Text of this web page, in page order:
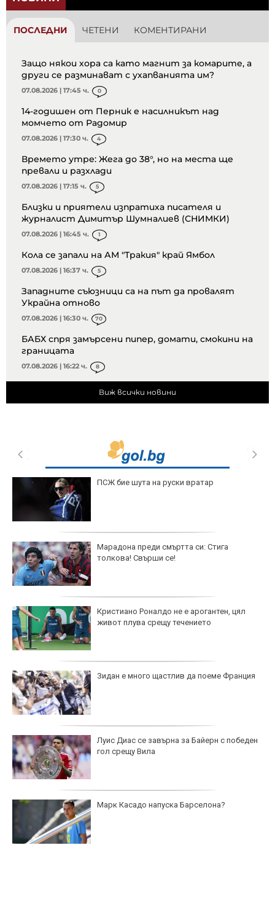
ПОСЛЕДНИ ЧЕТЕНИ КОМЕНТИРАНИ
Защо някои хора са като магнит за комарите, а
други се разминават с ухапванията им?
07.08.2026 | 17:45 ч. 0
14-годишен от Перник е насилникът над
момчето от Радомир
07.08.2026 | 17:30 ч. 4
Времето утре: Жега до 38°, но на места ще
превали и разхлади
07.08.2026 | 17:15 ч. 5
Близки и приятели изпратиха писателя и
журналист Димитър Шумналиев (СНИМКИ)
07.08.2026 | 16:45 ч. 1
Кола се запали на АМ "Тракия" край Ямбол
07.08.2026 | 16:37 ч. 5
Западните съюзници са на път да провалят
Украйна отново
07.08.2026 | 16:30 ч. 70
БАБХ спря замърсени пипер, домати, смокини на
границата
07.08.2026 | 16:22 ч. 8
Виж всички новини
ПСЖ бие шута на руски вратар
Марадона преди смъртта си: Стига
толкова! Свърши се!
Кристиано Роналдо не е арогантен, цял
живот плува срещу течението
Зидан е много щастлив да поеме Франция
Луис Диас се завърна за Байерн с победен
гол срещу Вила
Марк Касадо напуска Барселона?